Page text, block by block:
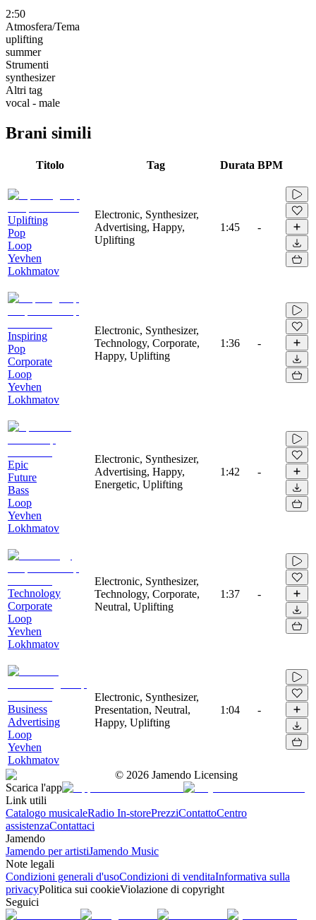
2:50
Atmosfera/Tema
uplifting
summer
Strumenti
synthesizer
Altri tag
vocal - male
Brani simili
Titolo Tag Durata BPM
Uplifting
Pop
Loop
Yevhen
Lokhmatov
Electronic, Synthesizer,
Advertising, Happy,
Uplifting
1:45 -
Inspiring
Pop
Corporate
Loop
Yevhen
Lokhmatov
Electronic, Synthesizer,
Technology, Corporate,
Happy, Uplifting
1:36 -
Epic
Future
Bass
Loop
Yevhen
Lokhmatov
Electronic, Synthesizer,
Advertising, Happy,
Energetic, Uplifting
1:42 -
Technology
Corporate
Loop
Yevhen
Lokhmatov
Electronic, Synthesizer,
Technology, Corporate,
Neutral, Uplifting
1:37 -
Business
Advertising
Loop
Yevhen
Lokhmatov
Electronic, Synthesizer,
Presentation, Neutral,
Happy, Uplifting
1:04 -
© 2026 Jamendo Licensing
Scarica l'app
Link utili
Catalogo musicaleRadio In-storePrezziContattoCentro
assistenzaContattaci
Jamendo
Jamendo per artistiJamendo Music
Note legali
Condizioni generali d'usoCondizioni di venditaInformativa sulla
privacyPolitica sui cookieViolazione di copyright
Seguici